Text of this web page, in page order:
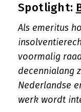
Spotlight:
Als emeritus
voormalig
decennialang
Nederlandse
werk wordt